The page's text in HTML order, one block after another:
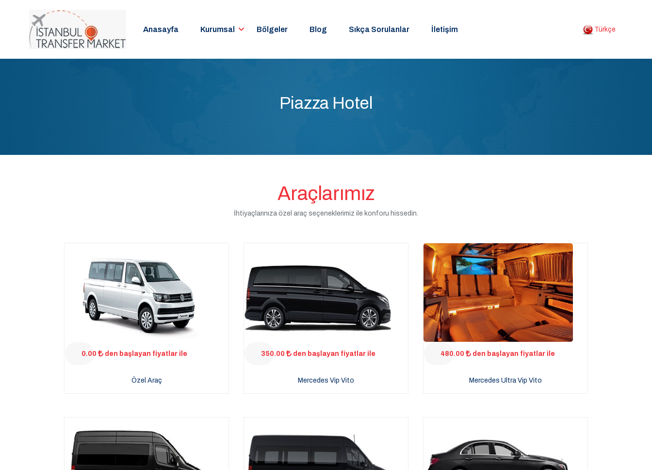
Anasayfa Kurumsal Bölgeler Blog Sıkça Sorulanlar İletişim Türkçe
Piazza Hotel
Araçlarımız
İhtiyaçlarınıza özel araç seçeneklerimiz ile konforu hissedin.
0.00 den başlayan fiyatlar ile
Özel Araç
350.00 den başlayan fiyatlar ile
Mercedes Vip Vito
480.00 den başlayan fiyatlar ile
Mercedes Ultra Vip Vito